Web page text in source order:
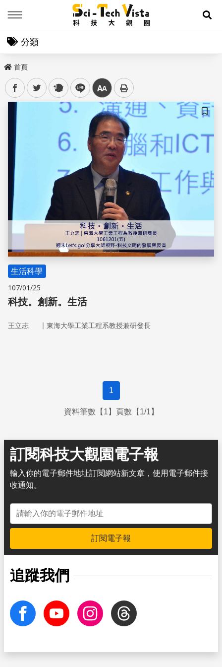
展
分類
首頁
facebooktwitter plurk line 中
儲存
生活科學
107/01/25
科技。創新。生活
王立志 ｜ 東海大學工業工程系教授兼研發長
1
資料筆數【1】頁數【1/1】
訂閱科技大觀園電子報
輸入你的電子郵件地址訂閱網站新文章，使用電子郵件接
收通知。
電子郵件地址
訂閱電子報
追蹤我們
facebook Youtube InstagramThreads